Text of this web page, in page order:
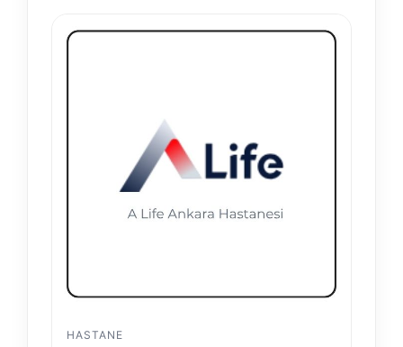
HASTANE